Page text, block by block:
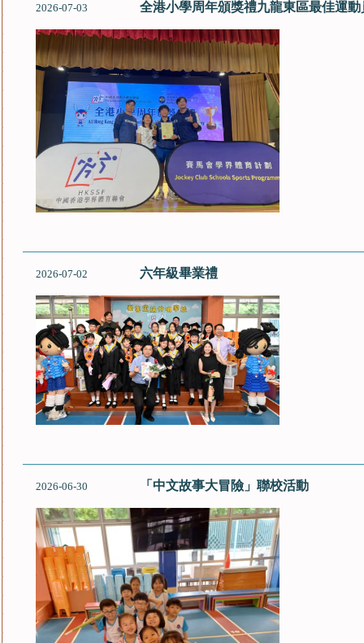
2026-07-03 全港小學周年頒獎禮九龍東區最佳運動
2026-07-02 六年級畢業禮
2026-06-30 「中文故事大冒險」聯校活動